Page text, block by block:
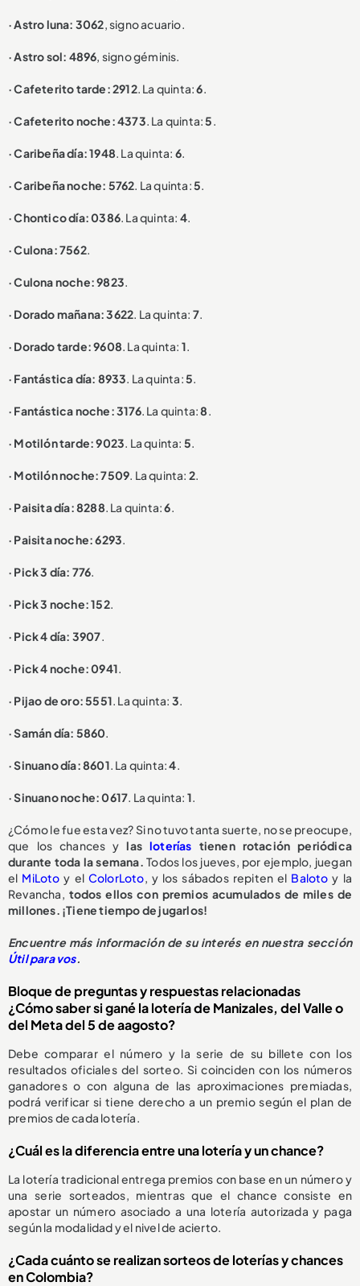
· Astro luna: 3062, signo acuario.
· Astro sol: 4896, signo géminis.
· Cafeterito tarde: 2912. La quinta:6.
· Cafeterito noche: 4373. La quinta:5.
· Caribeña día: 1948. La quinta: 6.
· Caribeña noche: 5762. La quinta:5.
· Chontico día: 0386. La quinta: 4.
· Culona: 7562.
· Culona noche: 9823.
· Dorado mañana: 3622. La quinta: 7.
· Dorado tarde: 9608. La quinta: 1.
· Fantástica día: 8933. La quinta:5.
· Fantástica noche: 3176. La quinta:8.
· Motilón tarde: 9023. La quinta: 5.
· Motilón noche: 7509. La quinta: 2.
· Paisita día: 8288. La quinta:6.
· Paisita noche: 6293.
· Pick 3 día: 776.
· Pick 3 noche: 152.
· Pick 4 día: 3907.
· Pick 4 noche: 0941.
· Pijao de oro: 5551. La quinta: 3.
· Samán día: 5860.
· Sinuano día: 8601. La quinta:4.
· Sinuano noche: 0617. La quinta: 1.
¿Cómo le fue esta vez? Si no tuvo tanta suerte, no se preocupe,
que los chances ylasloterías tienen rotación periódica
durante toda la semana. Todos los jueves, por ejemplo, juegan
el MiLoto y el ColorLoto, y los sábados repiten el Baloto y la
Revancha, todos ellos con premios acumulados de miles de
millones. ¡Tiene tiempo de jugarlos!
Encuentre más información de su interés en nuestra sección
Útil para vos.
Bloque de preguntas y respuestas relacionadas
¿Cómo saber si gané la lotería de Manizales, del Valle o
del Meta del 5 de aagosto?
Debe comparar el número y la serie de su billete con los
resultados oficiales del sorteo. Si coinciden con los números
ganadores o con alguna de las aproximaciones premiadas,
podrá verificar si tiene derecho a un premio según el plan de
premios de cada lotería.
¿Cuál es la diferencia entre una lotería y un chance?
La lotería tradicional entrega premios con base en un número y
una serie sorteados, mientras que el chance consiste en
apostar un número asociado a una lotería autorizada y paga
según la modalidad y el nivel de acierto.
¿Cada cuánto se realizan sorteos de loterías y chances
en Colombia?